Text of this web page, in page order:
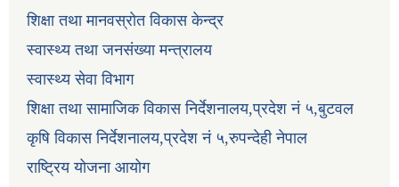
शिक्षा तथा मानवस्रोत विकास केन्द्र
स्वास्थ्य तथा जनसंख्या मन्त्रालय
स्वास्थ्य सेवा विभाग
शिक्षा तथा सामाजिक विकास निर्देशनालय,प्रदेश नं ५,बुटवल
कृषि विकास निर्देशनालय,प्रदेश नं ५,रुपन्देही नेपाल
राष्ट्रिय योजना आयोग